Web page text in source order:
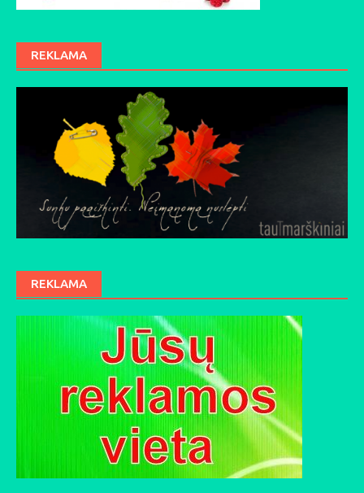
REKLAMA
REKLAMA